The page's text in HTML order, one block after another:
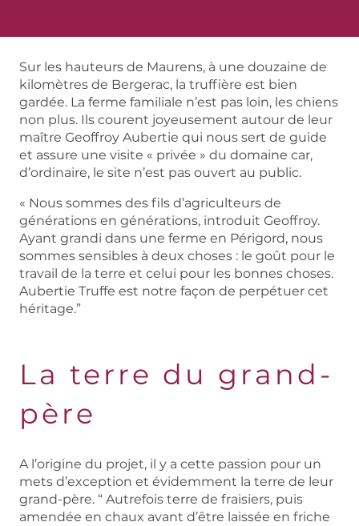
Sur les hauteurs de Maurens, à une douzaine de
kilomètres de Bergerac, la truffière est bien
gardée. La ferme familiale n’est pas loin, les chiens
non plus. Ils courent joyeusement autour de leur
maître Geoffroy Aubertie qui nous sert de guide
et assure une visite « privée » du domaine car,
d’ordinaire, le site n’est pas ouvert au public.
« Nous sommes des fils d’agriculteurs de
générations en générations, introduit Geoffroy.
Ayant grandi dans une ferme en Périgord, nous
sommes sensibles à deux choses : le goût pour le
travail de la terre et celui pour les bonnes choses.
Aubertie Truffe est notre façon de perpétuer cet
héritage.”
La terre du grand-
père
A l’origine du projet, il y a cette passion pour un
mets d’exception et évidemment la terre de leur
grand-père. “ Autrefois terre de fraisiers, puis
amendée en chaux avant d’être laissée en friche